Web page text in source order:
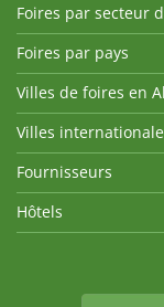
Foires par secteur
Foires par pays
Villes de foires en
Villes
Fournisseurs
Hôtels